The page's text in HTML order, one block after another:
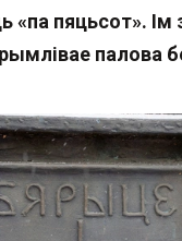
«па пяцьсот». Ім
палова